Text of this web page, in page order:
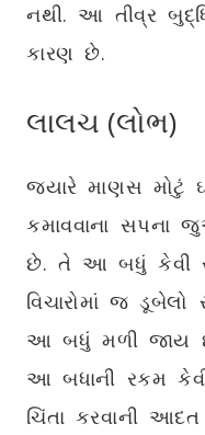
નથી. આ તીવ્ર
કારણ છે.
લાલચ (લોભ)
જ્યારે માણસ મોટું
કમાવવાના સપના
છે. તે આ બધું કેવી
વિચારોમાં જ
આ બધું મળી જાય
આ બધાની રકમ
ચિંતા કરવાની